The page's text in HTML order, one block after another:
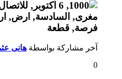
آخر مشاركة بواسطة هانى
0